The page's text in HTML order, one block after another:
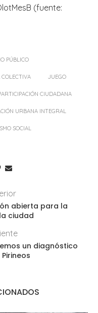
(fuente:
PÚBLICO
JUEGO
CIUDADANA
URBANA INTEGRAL
SOCIAL
abierta para la
ciudad
un diagnóstico